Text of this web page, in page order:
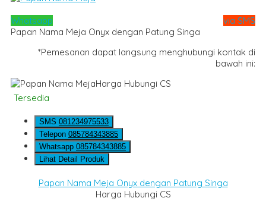
Whatsapp
via SMS
Papan Nama Meja Onyx dengan Patung Singa
*Pemesanan dapat langsung menghubungi kontak di
bawah ini:
Harga Hubungi CS
Tersedia
SMS 081234975533
Telepon 085784343885
Whatsapp 085784343885
Lihat Detail Produk
Papan Nama Meja Onyx dengan Patung Singa
Harga Hubungi CS